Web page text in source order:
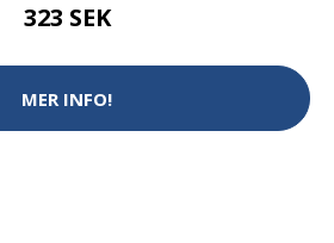
323 SEK
MER INFO!